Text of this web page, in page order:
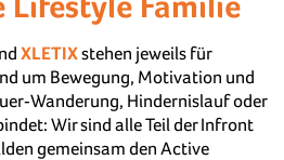
XLETIXstehen jeweils für
um Bewegung, Motivation und
Hindernislauf oder
Wir sind alle Teil der Infront
gemeinsam den Active